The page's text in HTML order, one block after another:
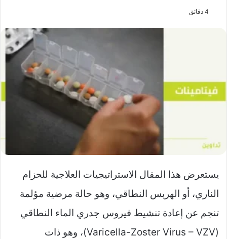
يستعرض هذا المقال الاستراتيجيات العلاجية للحزام
الناري، أو الهربس النطاقي، وهو حالة مرضية مؤلمة
تنجم عن إعادة تنشيط فيروس جدري الماء النطاقي
(Varicella-Zoster Virus – VZV)، وهو ذات